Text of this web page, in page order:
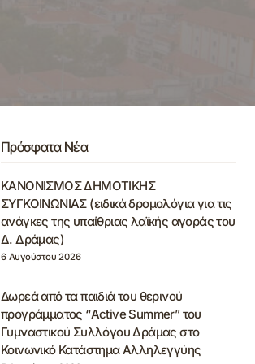
Πρόσφατα Νέα
ΚΑΝΟΝΙΣΜΟΣ ΔΗΜΟΤΙΚΗΣ
ΣΥΓΚΟΙΝΩΝΙΑΣ (ειδικά δρομολόγια για τις
ανάγκες της υπαίθριας λαϊκής αγοράς του
Δ. Δράμας)
6 Αυγούστου 2026
Δωρεά από τα παιδιά του θερινού
προγράμματος “Active Summer” του
Γυμναστικού Συλλόγου Δράμας στο
Κοινωνικό Κατάστημα Αλληλεγγύης